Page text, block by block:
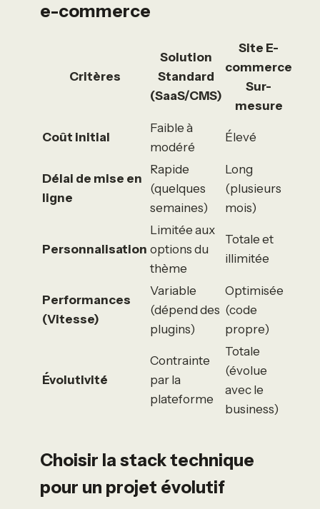
e-commerce
Critères
Solution
Standard
(SaaS/CMS)
Site E-
commerce
Sur-
mesure
Coût initial
Faible à
modéré
Élevé
Délai de mise en
ligne
Rapide
(quelques
semaines)
Long
(plusieurs
mois)
Personnalisation
Limitée aux
options du
thème
Totale et
illimitée
Performances
(Vitesse)
Variable
(dépend des
plugins)
Optimisée
(code
propre)
Évolutivité
Contrainte
par la
plateforme
Totale
(évolue
avec le
business)
Choisir la stack technique
pour un projet évolutif